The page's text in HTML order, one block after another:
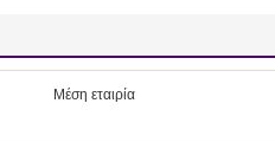
Μέση εταιρία